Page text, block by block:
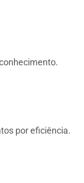
por eficiência.